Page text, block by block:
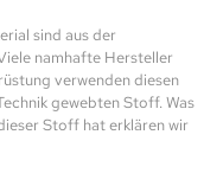
sind aus der
namhafte Hersteller
verwenden diesen
gewebten Stoff. Was
Stoff hat erklären wir